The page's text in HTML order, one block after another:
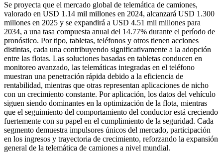
Se proyecta que el mercado global de telemática de camiones,
valorado en USD 1.14 mil millones en 2024, alcanzará USD 1.300
millones en 2025 y se expandirá a USD 4.51 mil millones para
2034, a una tasa compuesta anual del 14.77% durante el período de
pronóstico. Por tipo, tabletas, teléfonos y otros tienen acciones
distintas, cada una contribuyendo significativamente a la adopción
entre las flotas. Las soluciones basadas en tabletas conducen en
monitoreo avanzado, las telemáticas integradas en el teléfono
muestran una penetración rápida debido a la eficiencia de
rentabilidad, mientras que otras representan aplicaciones de nicho
con un crecimiento constante. Por aplicación, los datos del vehículo
siguen siendo dominantes en la optimización de la flota, mientras
que el seguimiento del comportamiento del conductor está creciendo
fuertemente con su papel en el cumplimiento de la seguridad. Cada
segmento demuestra impulsores únicos del mercado, participación
en los ingresos y trayectoria de crecimiento, reforzando la expansión
general de la telemática de camiones a nivel mundial.